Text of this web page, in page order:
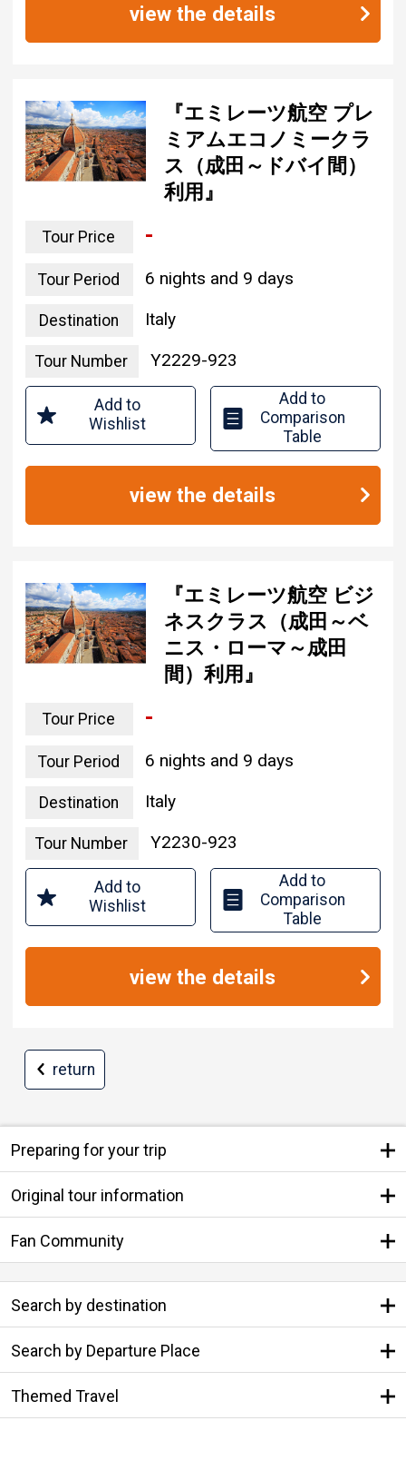
view the details
『エミレーツ航空 プレ
ミアムエコノミークラ
ス（成田～ドバイ間）
利用』
Tour Price -
Tour Period 6 nights and 9 days
Destination Italy
Tour Number Y2229-923
Add to
Wishlist
Add to
Comparison
Table
view the details
『エミレーツ航空 ビジ
ネスクラス（成田～ベ
ニス・ローマ～成田
間）利用』
Tour Price -
Tour Period 6 nights and 9 days
Destination Italy
Tour Number Y2230-923
Add to
Wishlist
Add to
Comparison
Table
view the details
return
Preparing for your trip
Original tour information
Fan Community
Search by destination
Search by Departure Place
Themed Travel